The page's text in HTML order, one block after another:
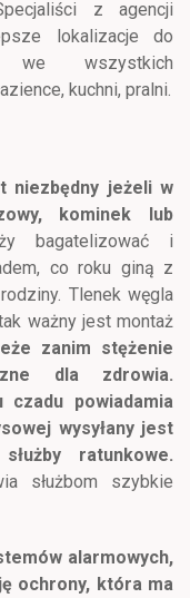
z agencji
lokalizacje do
we wszystkich
kuchni, pralni.
niezbędny jeżeli w
kominek lub
bagatelizować i
co roku giną z
Tlenek węgla
ważny jest montaż
zanim stężenie
dla zdrowia.
powiadamia
wysyłany jest
ratunkowe.
służbom szybkie
alarmowych,
ochrony, która ma